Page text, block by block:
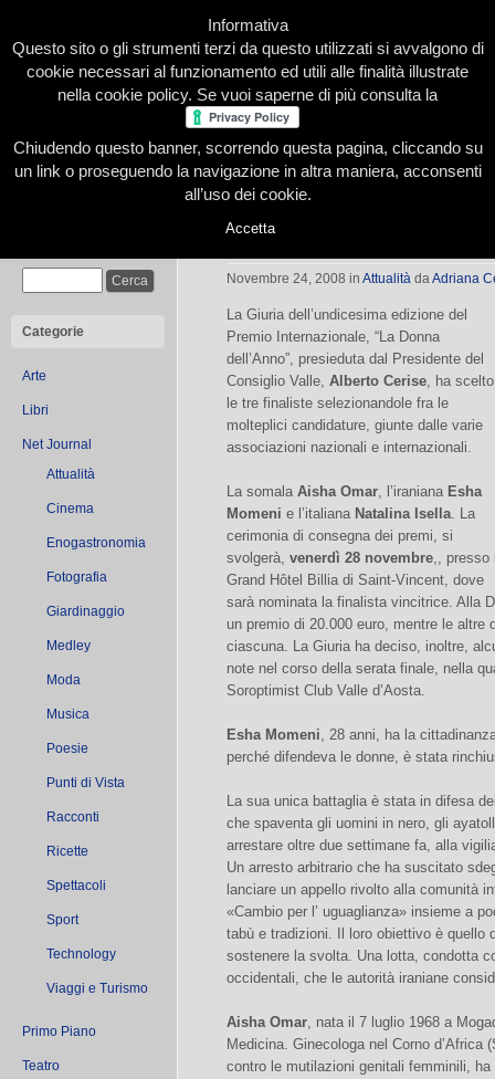
Home Presentazione Redazione Le nostre firme
Categorie
Arte
Libri
Net Journal
Attualità
Cinema
Enogastronomia
Fotografia
Giardinaggio
Medley
Moda
Musica
Poesie
Punti di Vista
Racconti
Ricette
Spettacoli
Sport
Technology
Viaggi e Turismo
Primo Piano
Teatro
Donna dell’anno 2008
Novembre 24, 2008 in Attualità daAdriana
La Giuria dell’undicesima edizione del
Premio Internazionale, “La Donna
dell’Anno”, presieduta dal Presidente del
Consiglio Valle, Alberto Cerise, ha scelto
le tre finaliste selezionandole fra le
molteplici candidature, giunte dalle varie
associazioni nazionali e internazionali.
La somala Aisha Omar, l’iraniana Esha
Momeni e l’italiana Natalina Isella. La
cerimonia di consegna dei premi, si
svolgerà, venerdì 28 novembre,, presso
Grand Hôtel Billia di Saint-Vincent, dove
sarà nominata la finalista vincitrice. Alla
un premio di 20.000 euro, mentre le altre
ciascuna. La Giuria ha deciso, inoltre,
note nel corso della serata finale, nella
Soroptimist Club Valle d’Aosta.
Esha Momeni, 28 anni, ha la
perché difendeva le donne, è stata
La sua unica battaglia è stata in difesa
che spaventa gli uomini in nero, gli
arrestare oltre due settimane fa, alla
Un arresto arbitrario che ha suscitato
lanciare un appello rivolto alla comunità
«Cambio per l’ uguaglianza» insieme a
tabù e tradizioni. Il loro obiettivo è quello
sostenere la svolta. Una lotta, condotta
occidentali, che le autorità iraniane
Aisha Omar, nata il 7 luglio 1968 a
Medicina. Ginecologa nel Corno
contro le mutilazioni genitali femminili,
Informativa
Questo sito o gli strumenti terzi da questo utilizzati si avvalgono di
cookie necessari al funzionamento ed utili alle finalità illustrate
nella cookie policy. Se vuoi saperne di più consulta la
Chiudendo questo banner, scorrendo questa pagina, cliccando su
un link o proseguendo la navigazione in altra maniera, acconsenti
all’uso dei cookie.
Accetta